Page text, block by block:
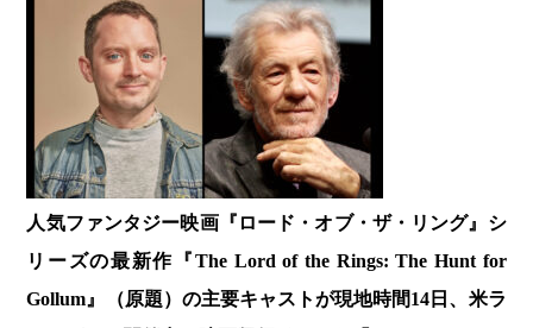
人気ファンタジー映画『ロード・オブ・ザ・リング』シ
リーズの最新作『The Lord of the Rings: The Hunt for
Gollum』（原題）の主要キャストが現地時間14日、米ラ